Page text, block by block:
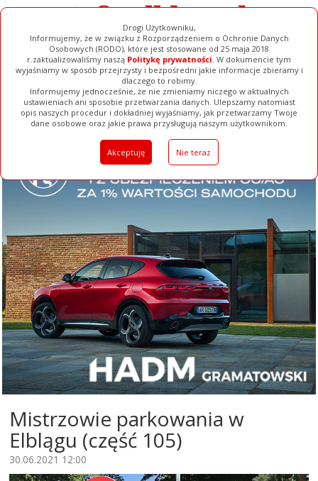
Drogi Użytkowniku,
Informujemy, że w związku z Rozporządzeniem o Ochronie Danych
Osobowych (RODO), które jest stosowane od 25 maja 2018
r.zaktualizowaliśmy naszą Politykę prywatności. W dokumencie tym
wyjaśniamy w sposób przejrzysty i bezpośredni jakie informacje zbieramy i
dlaczego to robimy.
Informujemy jednocześnie, że nie zmieniamy niczego w aktualnych
ustawieniach ani sposobie przetwarzania danych. Ulepszamy natomiast
opis naszych procedur i dokładniej wyjaśniamy, jak przetwarzamy Twoje
dane osobowe oraz jakie prawa przysługują naszym użytkownikom.
Akceptuję Nie teraz
Ogłoszenia Filmy Galerie Baza Firm Pełna Wersja
Mistrzowie parkowania w
Elblągu (część 105)
30.06.2021 12:00